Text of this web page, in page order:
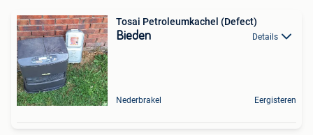
Tosai Petroleumkachel (Defect)
Bieden Details
Nederbrakel Eergisteren